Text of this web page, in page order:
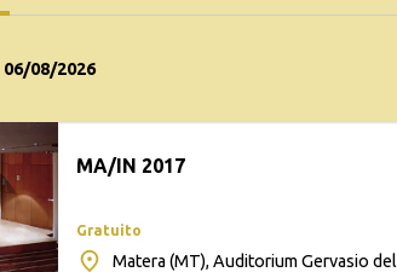
06/08/2026
MA/IN 2017
Gratuito
Matera (MT), Auditorium Gervasio del